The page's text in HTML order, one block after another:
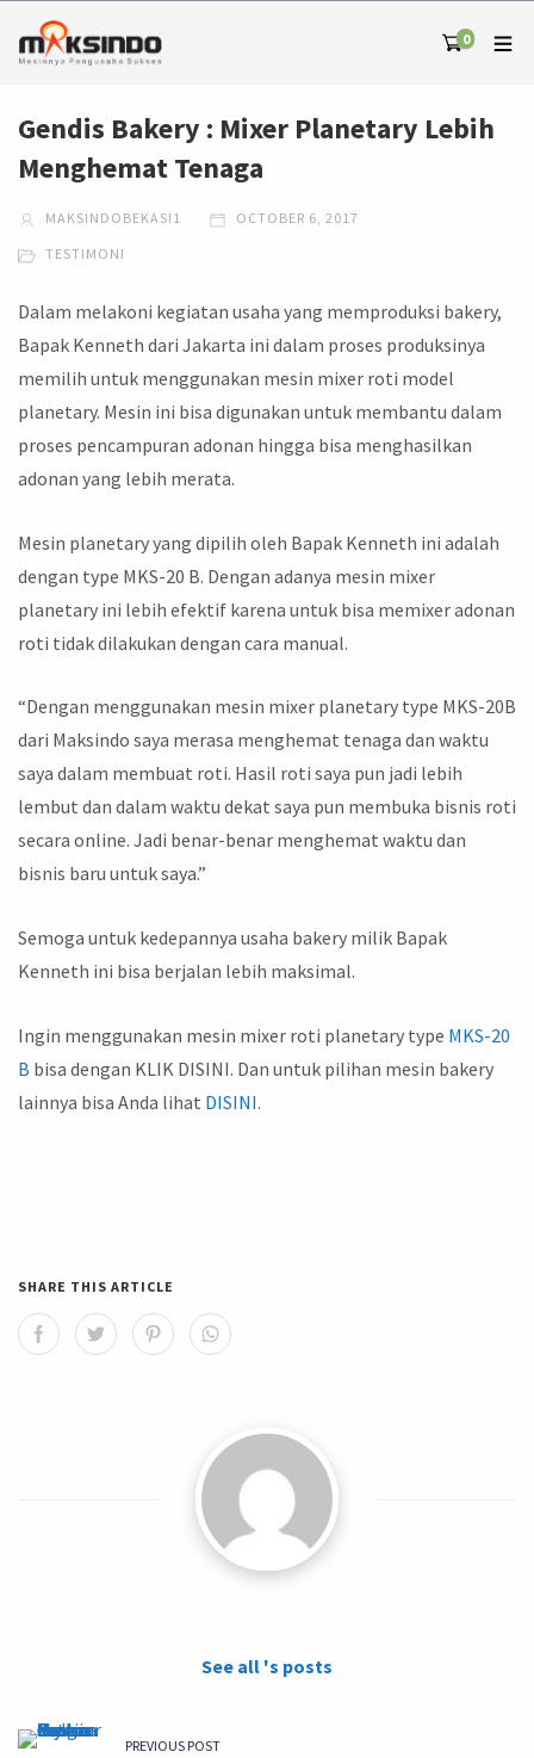
0
Gendis Bakery : Mixer Planetary Lebih
Menghemat Tenaga
MAKSINDOBEKASI1 OCTOBER 6, 2017
TESTIMONI
Dalam melakoni kegiatan usaha yang memproduksi bakery,
Bapak Kenneth dari Jakarta ini dalam proses produksinya
memilih untuk menggunakan mesin mixer roti model
planetary. Mesin ini bisa digunakan untuk membantu dalam
proses pencampuran adonan hingga bisa menghasilkan
adonan yang lebih merata.
Mesin planetary yang dipilih oleh Bapak Kenneth ini adalah
dengan type MKS-20 B. Dengan adanya mesin mixer
planetary ini lebih efektif karena untuk bisa memixer adonan
roti tidak dilakukan dengan cara manual.
“Dengan menggunakan mesin mixer planetary type MKS-20B
dari Maksindo saya merasa menghemat tenaga dan waktu
saya dalam membuat roti. Hasil roti saya pun jadi lebih
lembut dan dalam waktu dekat saya pun membuka bisnis roti
secara online. Jadi benar-benar menghemat waktu dan
bisnis baru untuk saya.”
Semoga untuk kedepannya usaha bakery milik Bapak
Kenneth ini bisa berjalan lebih maksimal.
Ingin menggunakan mesin mixer roti planetary type MKS-20
B bisa dengan KLIK DISINI. Dan untuk pilihan mesin bakery
lainnya bisa Anda lihat DISINI.
SHARE THIS ARTICLE
See all 's posts
PREVIOUS POST